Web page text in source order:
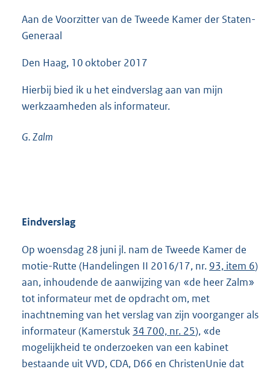
4
Aan de Voorzitter van de Tweede Kamer der Staten-
Generaal
Den Haag, 10 oktober 2017
Hierbij bied ik u het eindverslag aan van mijn
werkzaamheden als informateur.
G.Zalm
Eindverslag
Op woensdag 28 juni jl. nam de Tweede Kamer de
motie-Rutte (Handelingen II 2016/17, nr. 93, item 6)
aan, inhoudende de aanwijzing van «de heer Zalm»
tot informateur met de opdracht om, met
inachtneming van het verslag van zijn voorganger als
informateur (Kamerstuk 34 700, nr. 25), «de
mogelijkheid te onderzoeken van een kabinet
bestaande uit VVD, CDA, D66 en ChristenUnie dat